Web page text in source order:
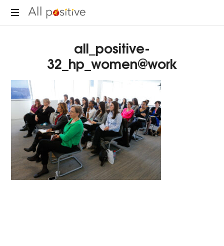
All
réinventer."
all_positive-
32_hp_women@work